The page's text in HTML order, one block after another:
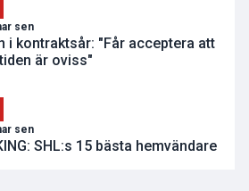
sen
i kontraktsår: "Får acceptera att
är oviss"
sen
SHL:s 15 bästa hemvändare